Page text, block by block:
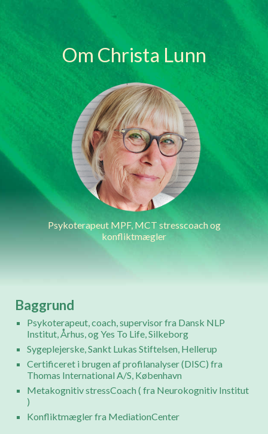
Skip to main content
Om Christa Lunn
Psykoterapeut MPF, MCT stresscoach og
konfliktmægler
Baggrund
Psykoterapeut, coach, supervisor fra Dansk NLP
Institut, Århus, og Yes To Life, Silkeborg
Sygeplejerske, Sankt Lukas Stiftelsen, Hellerup
Certificeret i brugen af profilanalyser (DISC) fra
Thomas International A/S, København
Metakognitiv stressCoach ( fra Neurokognitiv Institut
)
Konfliktmægler fra MediationCenter